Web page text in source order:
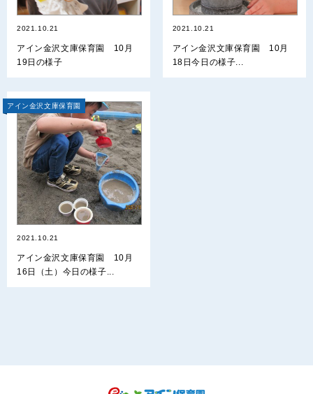
2021.10.21
アイン金沢文庫保育園 10月
19日の様子
2021.10.21
アイン金沢文庫保育園 10月
18日今日の様子...
アイン金沢文庫保育園
2021.10.21
アイン金沢文庫保育園 10月
16日（土）今日の様子...